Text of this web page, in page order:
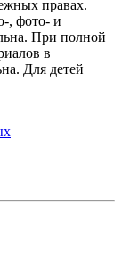
правах.
, фото- и
При полной
в
Для детей